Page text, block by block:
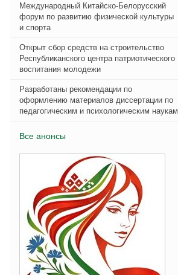
Международный Китайско-Белорусский
форум по развитию физической культуры
и спорта
Открыт сбор средств на строительство
Республиканского центра патриотического
воспитания молодежи
Разработаны рекомендации по
оформлению материалов диссертации по
педагогическим и психологическим наукам
Все анонсы